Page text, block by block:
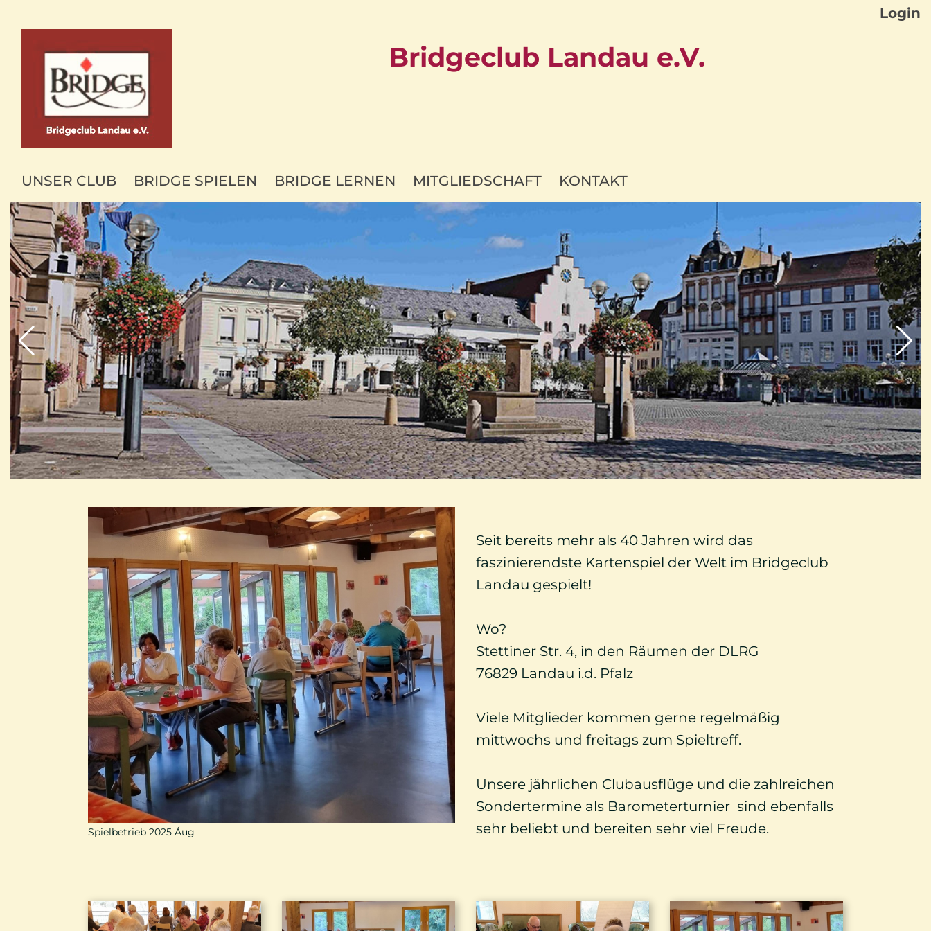
Login
Bridgeclub Landau e.V.
UNSER CLUB BRIDGE SPIELEN BRIDGE LERNEN MITGLIEDSCHAFT KONTAKT
Spielbetrieb 2025 Áug
Seit bereits mehr als 40 Jahren wird das
faszinierendste Kartenspiel der Welt im Bridgeclub
Landau gespielt!
Wo?
Stettiner Str. 4, in den Räumen der DLRG
76829 Landau i.d. Pfalz
Viele Mitglieder kommen gerne regelmäßig
mittwochs und freitags zum Spieltreff.
Unsere jährlichen Clubausflüge und die zahlreichen
Sondertermine als Barometerturnier sind ebenfalls
sehr beliebt und bereiten sehr viel Freude.